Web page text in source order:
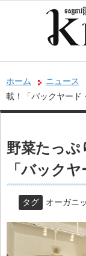
ホーム ニュース
載！「バックヤード
野菜たっぷ
「バック
タグ オーガニ